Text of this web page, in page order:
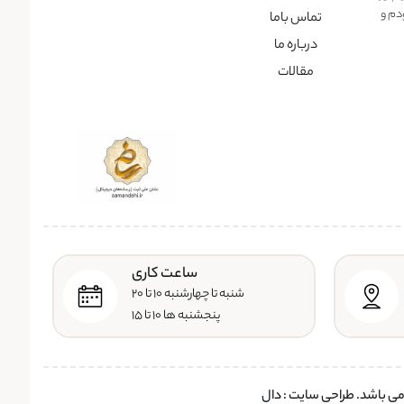
و
تماس باما
درباره ما
مقالات
ساعت کاری
شنبه تا چهارشنبه ۱۰ تا ۲۰
پنجشنبه ها ۱۰ تا ۱۵
باشد.طراحی سایت:دال